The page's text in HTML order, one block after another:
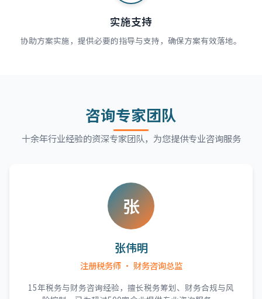
实施支持
协助方案实施，提供必要的指导与支持，确保方案有效落地。
咨询专家团队
十余年行业经验的资深专家团队，为您提供专业咨询服务
张
张伟明
注册税务师 · 财务咨询总监
15年税务与财务咨询经验，擅长税务筹划、财务合规与风